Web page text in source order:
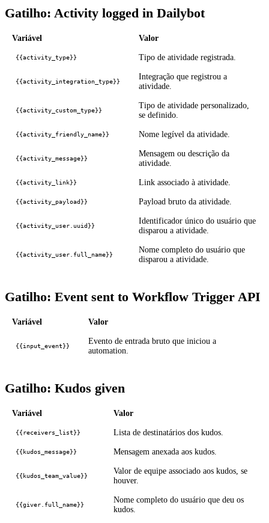
Gatilho: Activity logged in Dailybot
Variável Valor
{{activity_type}} Tipo de atividade registrada.
{{activity_integration_type}}
Integração que registrou a
atividade.
{{activity_custom_type}}
Tipo de atividade personalizado,
se definido.
{{activity_friendly_name}} Nome legível da atividade.
{{activity_message}}
Mensagem ou descrição da
atividade.
{{activity_link}} Link associado à atividade.
{{activity_payload}} Payload bruto da atividade.
{{activity_user.uuid}}
Identificador único do usuário que
disparou a atividade.
{{activity_user.full_name}}
Nome completo do usuário que
disparou a atividade.
Gatilho: Event sent to Workflow Trigger API
Variável Valor
{{input_event}}
Evento de entrada bruto que iniciou a
automation.
Gatilho: Kudos given
Variável Valor
{{receivers_list}} Lista de destinatários dos kudos.
{{kudos_message}} Mensagem anexada aos kudos.
{{kudos_team_value}}
Valor de equipe associado aos kudos, se
houver.
{{giver.full_name}}
Nome completo do usuário que deu os
kudos.